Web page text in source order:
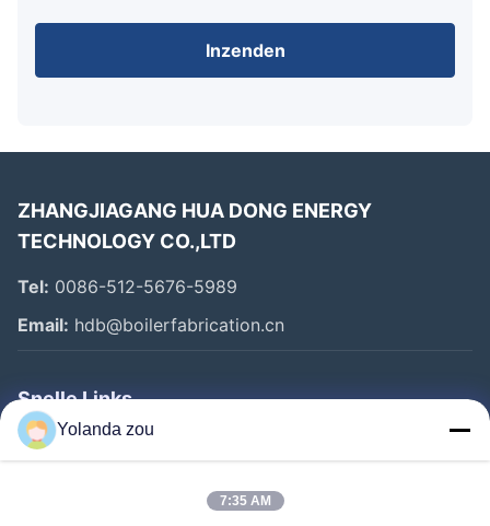
Inzenden
ZHANGJIAGANG HUA DONG ENERGY
TECHNOLOGY CO.,LTD
Tel: 0086-512-5676-5989
Email: hdb@boilerfabrication.cn
Snelle Links
Huis
Yolanda zou
7:35 AM